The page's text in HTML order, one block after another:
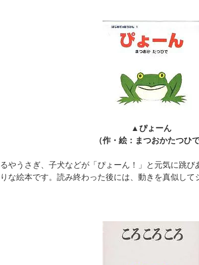
▲ぴょーん
（作・絵：まつおかたつひで
やうさぎ、子犬などが「ぴょーん！」と元気に跳
な絵本です。読み終わった後には、動きを真似して